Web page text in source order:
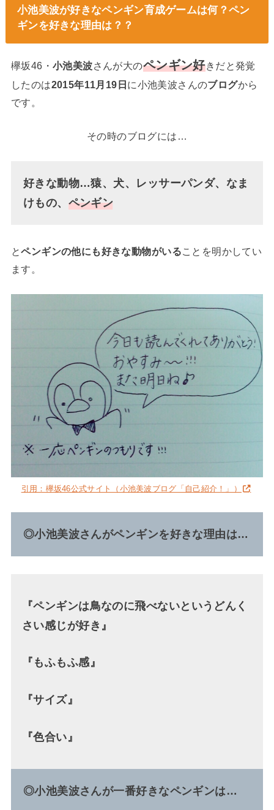
小池美波が好きなペンギン育成ゲームは何？ペン
ギンを好きな理由は？？
欅坂46・ 小池美波さんが大のペンギン好きだと発覚
したのは2015年11月19日に小池美波さんのブログから
です。
その時のブログには…
好きな動物…猿、犬、レッサーパンダ、なま
けもの、 ペンギン
とペンギンの他にも好きな動物がいることを明かしてい
ます。
引用：欅坂46公式サイト（小池美波ブログ「自己紹介！」）
◎小池美波さんがペンギンを好きな理由は…
『ペンギンは鳥なのに飛べないというどんく
さい感じが好き』
『もふもふ感』
『サイズ』
『色合い』
◎小池美波さんが一番好きなペンギンは…